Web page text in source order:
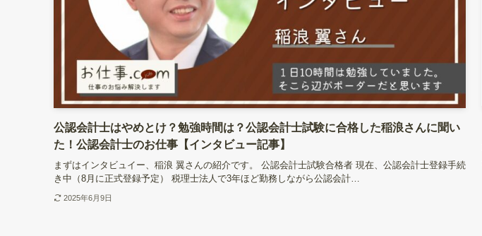
公認会計士はやめとけ？勉強時間は？公認会計士試験に合格した稲浪さんに聞い
た！公認会計士のお仕事【インタビュー記事】
まずはインタビュイー、稲浪 翼さんの紹介です。 公認会計士試験合格者 現在、公認会計士登録手続
き中（8月に正式登録予定） 税理士法人で3年ほど勤務しながら公認会計…
2025年6月9日